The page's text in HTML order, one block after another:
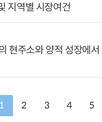
지역별 시장여건
현주소와 양적 성장에
1 2 3 4 5